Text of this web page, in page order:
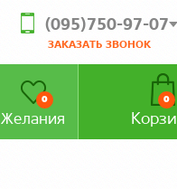
(095)750-97-07
ЗАКАЗАТЬ ЗВОНОК
Желания
0 0